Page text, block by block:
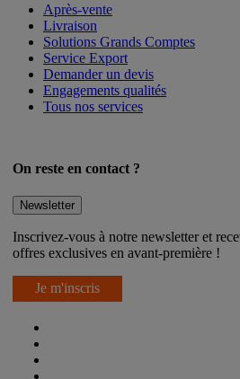
Après-vente
Livraison
Solutions Grands Comptes
Service Export
Demander un devis
Engagements qualités
Tous nos services
On reste en contact ?
Newsletter
Inscrivez-vous à notre newsletter et
offres exclusives en avant-première !
Je m'inscris